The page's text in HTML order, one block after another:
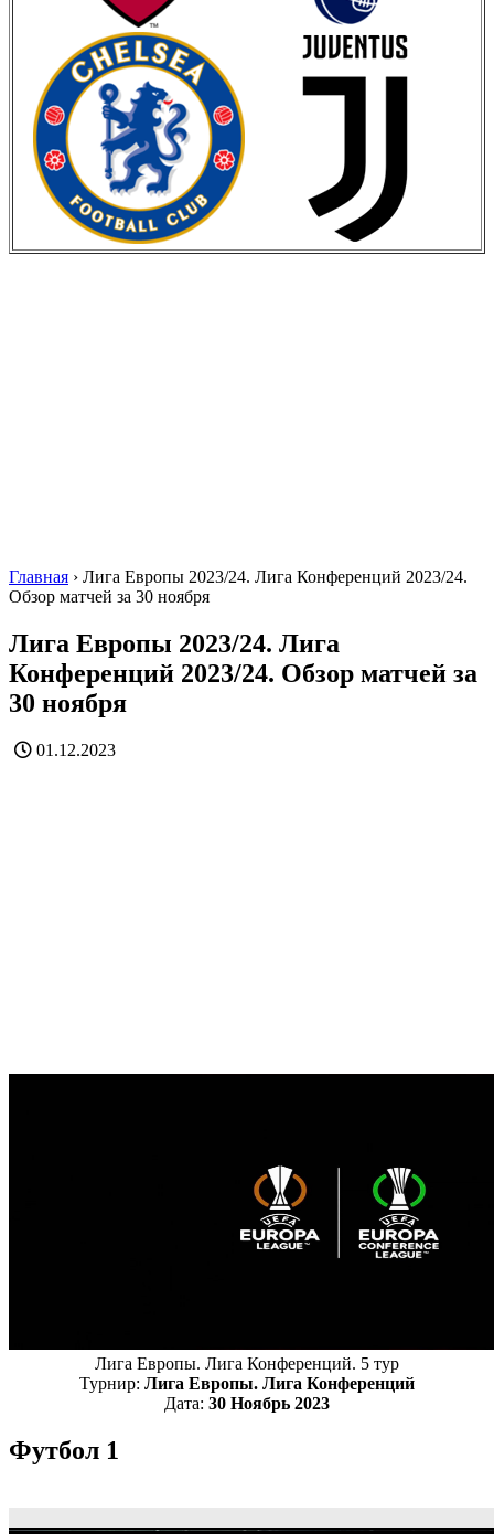
Главная › Лига Европы 2023/24. Лига Конференций 2023/24.
Обзор матчей за 30 ноября
Лига Европы 2023/24. Лига
Конференций 2023/24. Обзор матчей за
30 ноября
01.12.2023
Лига Европы. Лига Конференций. 5 тур
Турнир: Лига Европы. Лига Конференций
Дата: 30 Ноябрь 2023
Футбол 1